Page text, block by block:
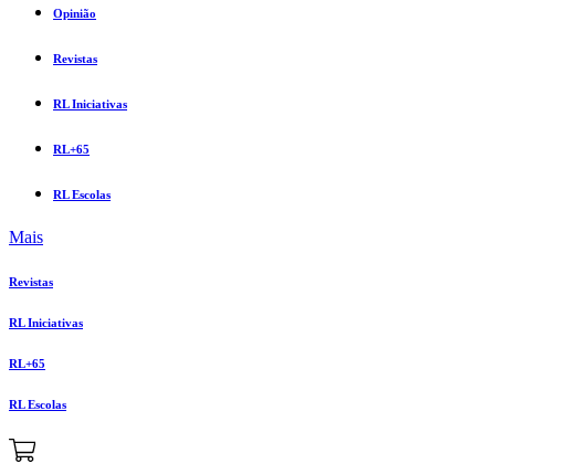
Opinião
Revistas
RL Iniciativas
RL+65
RL Escolas
Mais
Revistas
RL Iniciativas
RL+65
RL Escolas